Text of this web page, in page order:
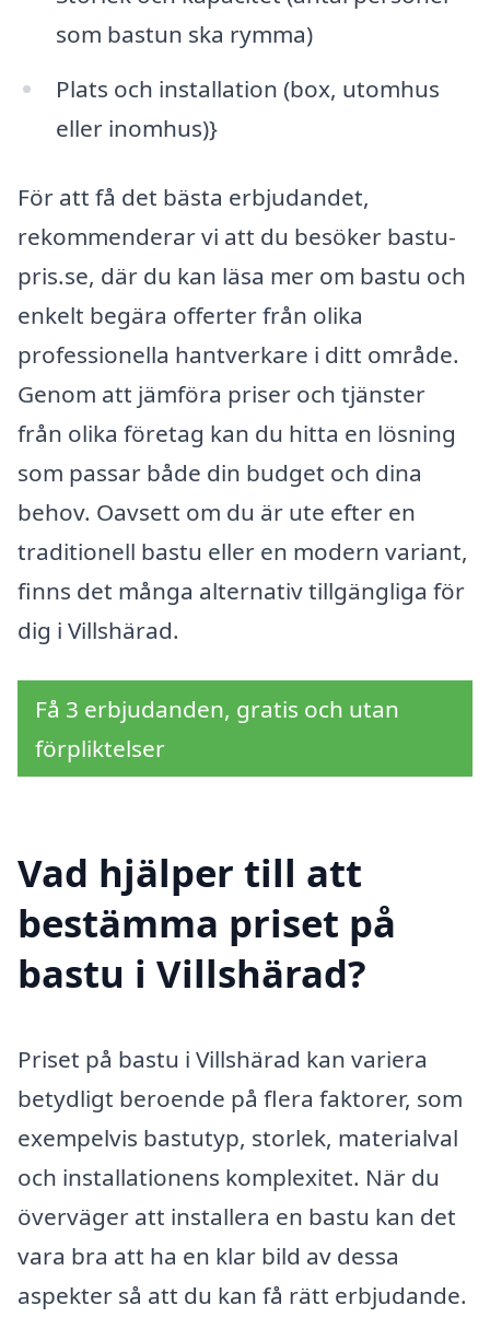
som bastun ska rymma)
Plats och installation (box, utomhus
eller inomhus)}
För att få det bästa erbjudandet,
rekommenderar vi att du besöker bastu-
pris.se, där du kan läsa mer om bastu och
enkelt begära offerter från olika
professionella hantverkare i ditt område.
Genom att jämföra priser och tjänster
från olika företag kan du hitta en lösning
som passar både din budget och dina
behov. Oavsett om du är ute efter en
traditionell bastu eller en modern variant,
finns det många alternativ tillgängliga för
dig i Villshärad.
Få 3 erbjudanden, gratis och utan
förpliktelser
Vad hjälper till att
bestämma priset på
bastu i Villshärad?
Priset på bastu i Villshärad kan variera
betydligt beroende på flera faktorer, som
exempelvis bastutyp, storlek, materialval
och installationens komplexitet. När du
överväger att installera en bastu kan det
vara bra att ha en klar bild av dessa
aspekter så att du kan få rätt erbjudande.